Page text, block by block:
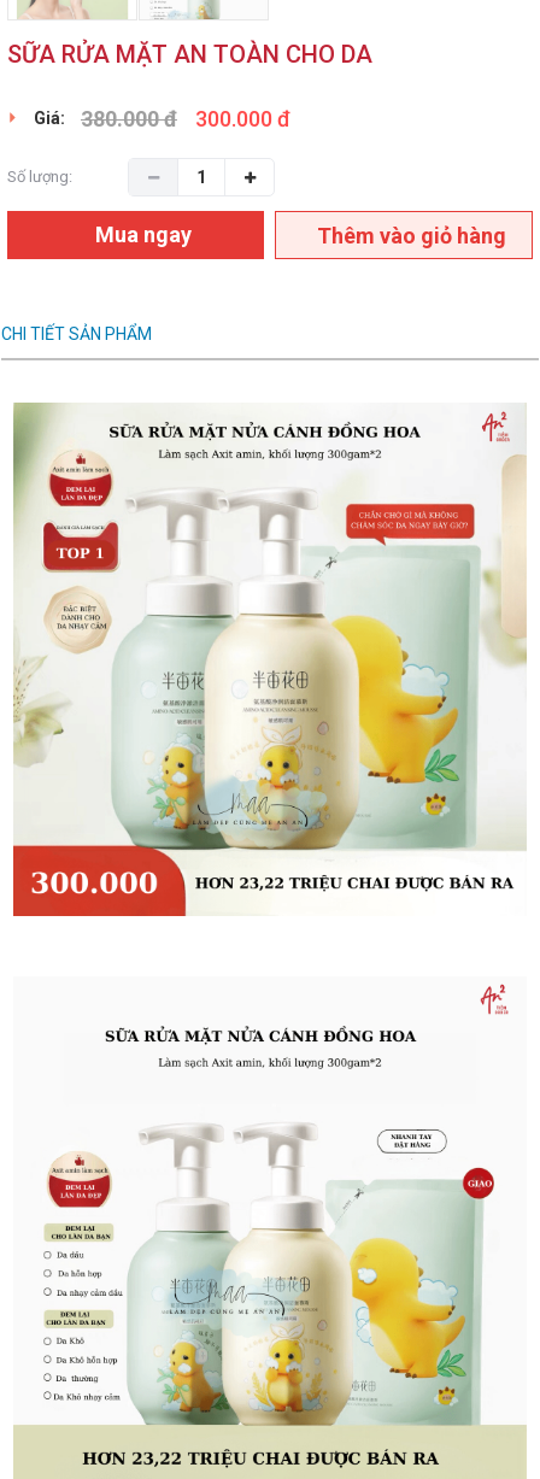
SỮA RỬA MẶT AN TOÀN CHO DA
Giá: 380.000 đ 300.000 đ
Số lượng:
Mua ngay Thêm vào giỏ hàng
CHI TIẾT SẢN PHẨM